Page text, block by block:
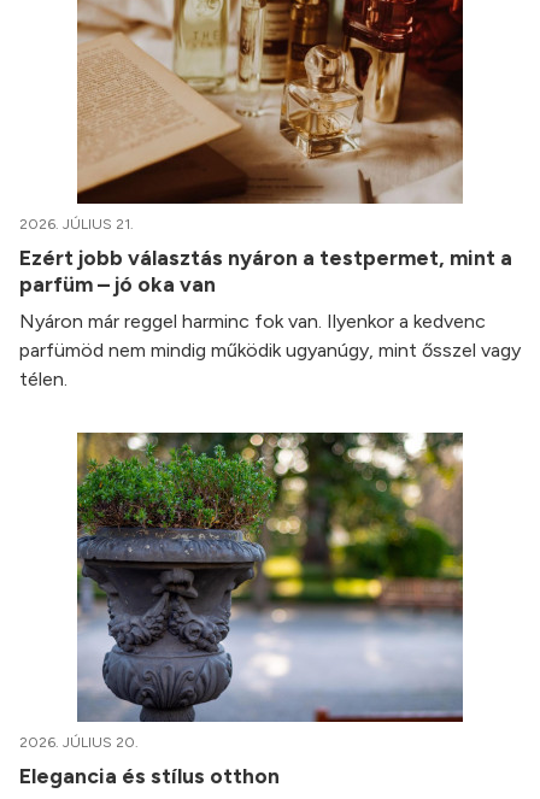
2026. JÚLIUS 21.
Ezért jobb választás nyáron a testpermet, mint a
parfüm – jó oka van
Nyáron már reggel harminc fok van. Ilyenkor a kedvenc
parfümöd nem mindig működik ugyanúgy, mint ősszel vagy
télen.
2026. JÚLIUS 20.
Elegancia és stílus otthon